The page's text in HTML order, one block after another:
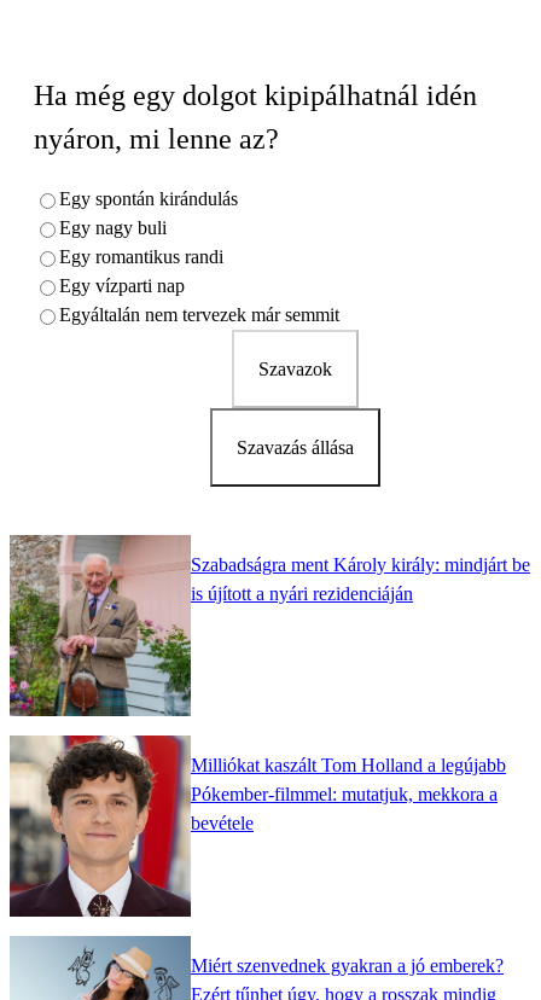
Ha még egy dolgot kipipálhatnál idén
nyáron, mi lenne az?
Egy spontán kirándulás
Egy nagy buli
Egy romantikus randi
Egy vízparti nap
Egyáltalán nem tervezek már semmit
Szavazok
Szavazás állása
Szabadságra ment Károly király: mindjárt be
is újított a nyári rezidenciáján
Milliókat kaszált Tom Holland a legújabb
Pókember-filmmel: mutatjuk, mekkora a
bevétele
Miért szenvednek gyakran a jó emberek?
Ezért tűnhet úgy, hogy a rosszak mindig